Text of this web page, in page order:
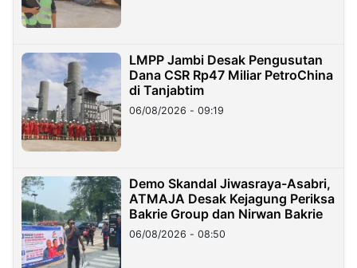
LMPP Jambi Desak Pengusutan
Dana CSR Rp47 Miliar PetroChina
di Tanjabtim
06/08/2026 - 09:19
Demo Skandal Jiwasraya-Asabri,
ATMAJA Desak Kejagung Periksa
Bakrie Group dan Nirwan Bakrie
06/08/2026 - 08:50